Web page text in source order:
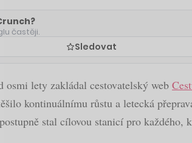
častěji.
Sledovat
osmi lety zakládal cestovatelský web
kontinuálnímu růstu a letecká
stal cílovou stanicí pro